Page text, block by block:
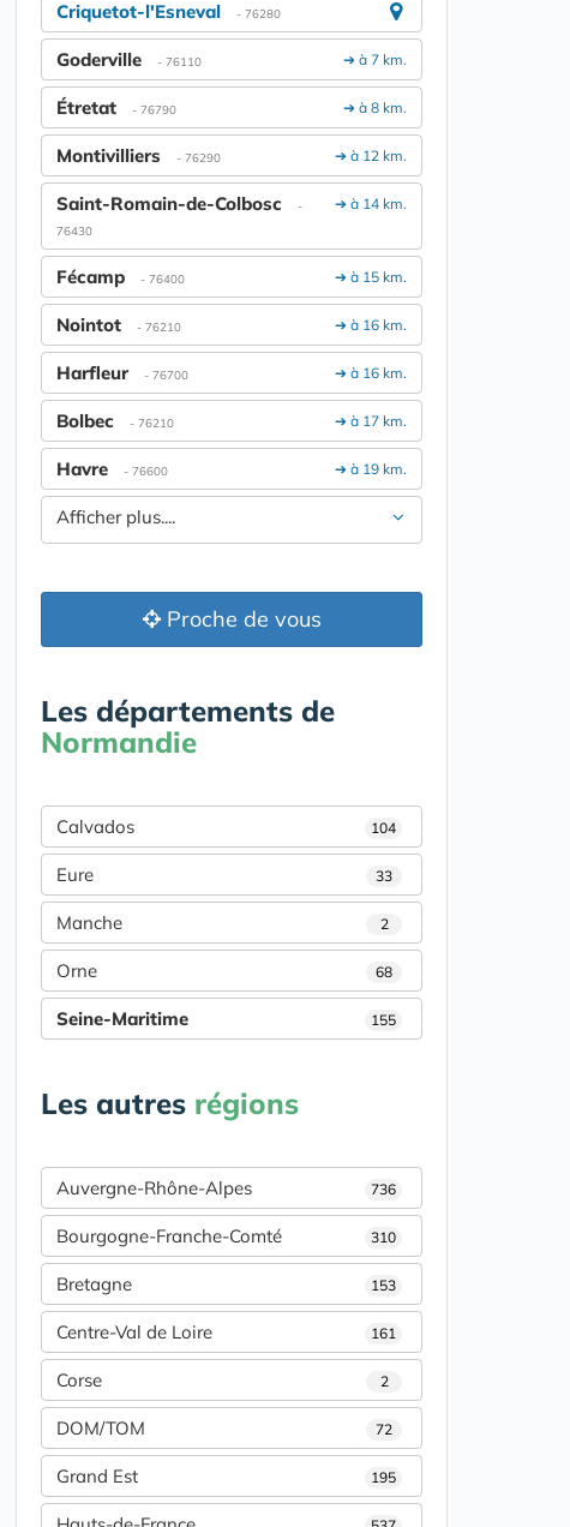
Criquetot-l'Esneval - 76280
➔ à 7 km.
Goderville - 76110
➔ à 8 km.
Étretat - 76790
➔ à 12 km.
Montivilliers - 76290
➔ à 14 km.
Saint-Romain-de-Colbosc
-
76430
➔ à 15 km.
Fécamp - 76400
➔ à 16 km.
Nointot - 76210
➔ à 16 km.
Harfleur - 76700
➔ à 17 km.
Bolbec - 76210
➔ à 19 km.
Havre - 76600
Afficher plus....
Proche de vous
Les départements de
Normandie
Calvados 104
Eure 33
Manche 2
Orne 68
Seine-Maritime 155
Les autres régions
Auvergne-Rhône-Alpes 736
Bourgogne-Franche-Comté 310
Bretagne 153
Centre-Val de Loire 161
Corse 2
DOM/TOM 72
Grand Est 195